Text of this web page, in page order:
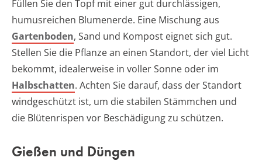
Füllen Sie den Topf mit einer gut durchlässigen,
humusreichen Blumenerde. Eine Mischung aus
Gartenboden, Sand und Kompost eignet sich gut.
Stellen Sie die Pflanze an einen Standort, der viel Licht
bekommt, idealerweise in voller Sonne oder im
Halbschatten. Achten Sie darauf, dass der Standort
windgeschützt ist, um die stabilen Stämmchen und
die Blütenrispen vor Beschädigung zu schützen.
Gießen und Düngen